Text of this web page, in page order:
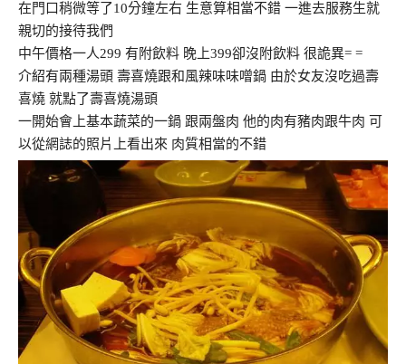
在門口稍微等了10分鐘左右 生意算相當不錯 一進去服務生就
親切的接待我們
中午價格一人299 有附飲料 晚上399卻沒附飲料 很詭異= =
介紹有兩種湯頭 壽喜燒跟和風辣味味噌鍋 由於女友沒吃過壽
喜燒 就點了壽喜燒湯頭
一開始會上基本蔬菜的一鍋 跟兩盤肉 他的肉有豬肉跟牛肉 可
以從網誌的照片上看出來 肉質相當的不錯